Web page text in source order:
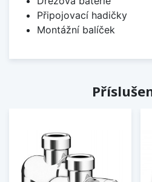
Připojovací hadičky
Montážní balíček